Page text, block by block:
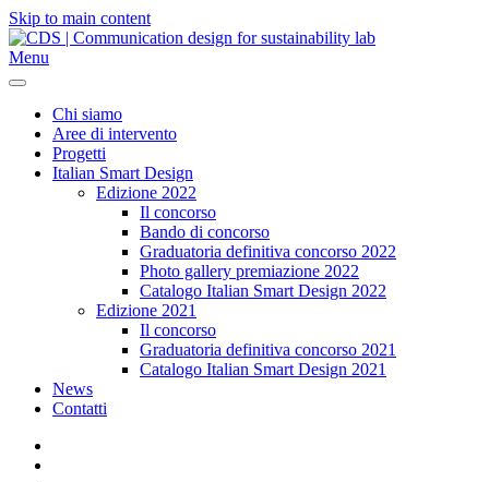
Skip to main content
Menu
Chi siamo
Aree di intervento
Progetti
Italian Smart Design
Edizione 2022
Il concorso
Bando di concorso
Graduatoria definitiva concorso 2022
Photo gallery premiazione 2022
Catalogo Italian Smart Design 2022
Edizione 2021
Il concorso
Graduatoria definitiva concorso 2021
Catalogo Italian Smart Design 2021
News
Contatti